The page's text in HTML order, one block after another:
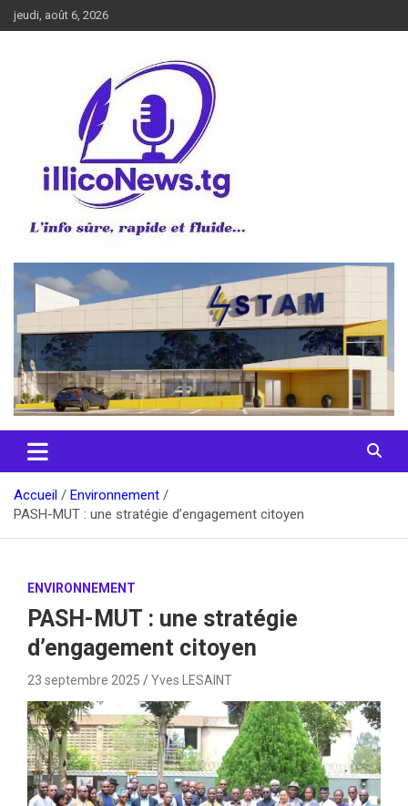
Aller
au
jeudi, août 6, 2026
illiconews
Accueil
Environnement
PASH-MUT : une stratégie d’engagement citoyen
ENVIRONNEMENT
PASH-MUT : une stratégie
d’engagement citoyen
23 septembre 2025 Yves LESAINT